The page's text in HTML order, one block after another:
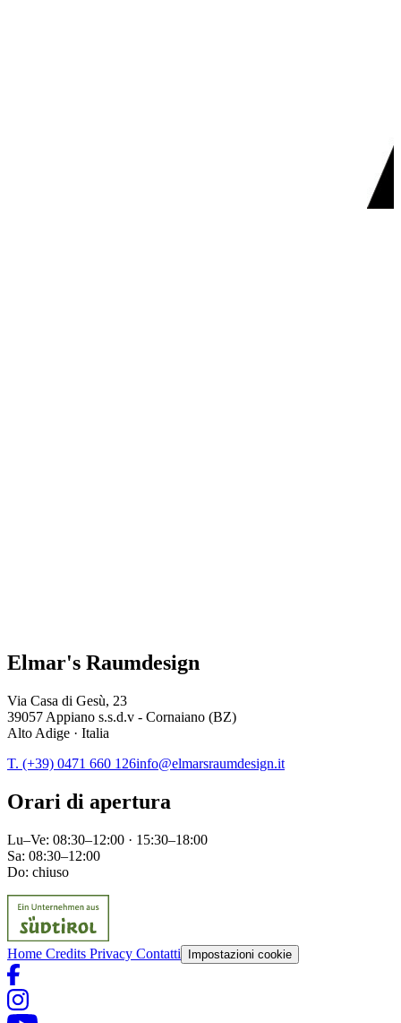
Elmar's Raumdesign
Via Casa di Gesù, 23
39057 Appiano s.s.d.v - Cornaiano (BZ)
Alto Adige · Italia
T. (+39) 0471 660 126info@elmarsraumdesign.it
Orari di apertura
Lu–Ve: 08:30–12:00 · 15:30–18:00
Sa: 08:30–12:00
Do: chiuso
Home Credits Privacy Contatti Impostazioni cookie